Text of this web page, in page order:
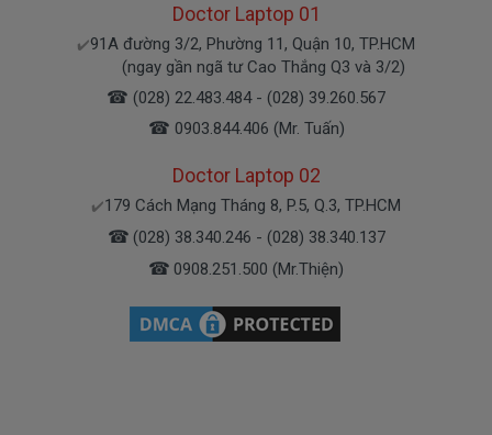
Doctor Laptop 01
✔️91A đường 3/2, Phường 11, Quận 10, TP.HCM
(ngay gần ngã tư Cao Thắng Q3 và 3/2)
☎ (028) 22.483.484 - (028) 39.260.567
☎ 0903.844.406 (Mr. Tuấn)
Doctor Laptop 02
✔️179 Cách Mạng Tháng 8, P.5, Q.3, TP.HCM
☎ (028) 38.340.246 - (028) 38.340.137
☎ 0908.251.500 (Mr.Thiện)